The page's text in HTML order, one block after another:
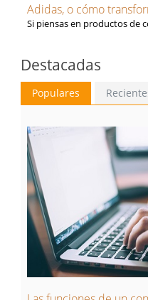
Adidas, o cómo
Si piensas en productos de
Destacadas
Populares